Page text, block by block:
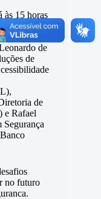
às 15 horas
CIC/EST,
com a
de
de
de
e Rafael
Segurança
no futuro